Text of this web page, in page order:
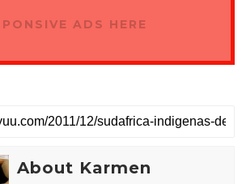
ADS HERE
About Karmen